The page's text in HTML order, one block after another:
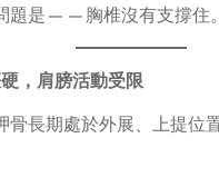
題是——胸椎沒有支撐住。
，肩膀活動受限
骨長期處於外展、上提位置